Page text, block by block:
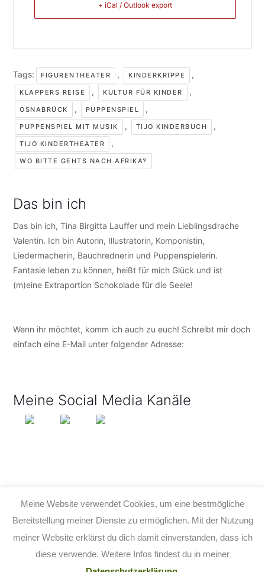
+ iCal / Outlook export
Tags: FIGURENTHEATER , KINDERKRIPPE ,
KLAPPERS REISE , KULTUR FÜR KINDER ,
OSNABRÜCK , PUPPENSPIEL ,
PUPPENSPIEL MIT MUSIK , TIJO KINDERBUCH ,
TIJO KINDERTHEATER ,
WO BITTE GEHTS NACH AFRIKA?
Das bin ich
Das bin ich, Tina Birgitta Lauffer und mein Lieblingsdrache
Valentin. Ich bin Autorin, Illustratorin, Komponistin,
Liedermacherin, Bauchrednerin und Puppenspielerin.
Fantasie leben zu können, heißt für mich Glück und ist
(m)eine Extraportion Schokolade für die Seele!
Wenn ihr möchtet, komm ich auch zu euch! Schreibt mir doch
einfach eine E-Mail unter folgender Adresse:
Meine Social Media Kanäle
Meine Website verwendet Cookies, um eine bestmögliche
Bereitstellung meiner Dienste zu ermöglichen. Mit der Nutzung
meiner Website erklärst du dich damit einverstanden, dass ich
diese verwende. Weitere Infos findest du in meiner